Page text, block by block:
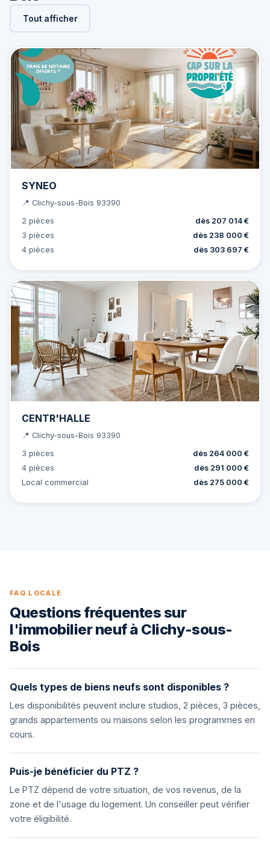
Tout afficher
SYNEO
📍 Clichy-sous-Bois 93390
2 pièces
dès 207 014 €
3 pièces
dès 238 000 €
4 pièces
dès 303 697 €
CENTR'HALLE
📍 Clichy-sous-Bois 93390
3 pièces
dès 264 000 €
4 pièces
dès 291 000 €
Local commercial
dès 275 000 €
FAQ LOCALE
Questions fréquentes sur
l'immobilier neuf à Clichy-sous-
Bois
Quels types de biens neufs sont disponibles ?
Les disponibilités peuvent inclure studios, 2 pièces, 3 pièces,
grands appartements ou maisons selon les programmes en
cours.
Puis-je bénéficier du PTZ ?
Le PTZ dépend de votre situation, de vos revenus, de la
zone et de l'usage du logement. Un conseiller peut vérifier
votre éligibilité.